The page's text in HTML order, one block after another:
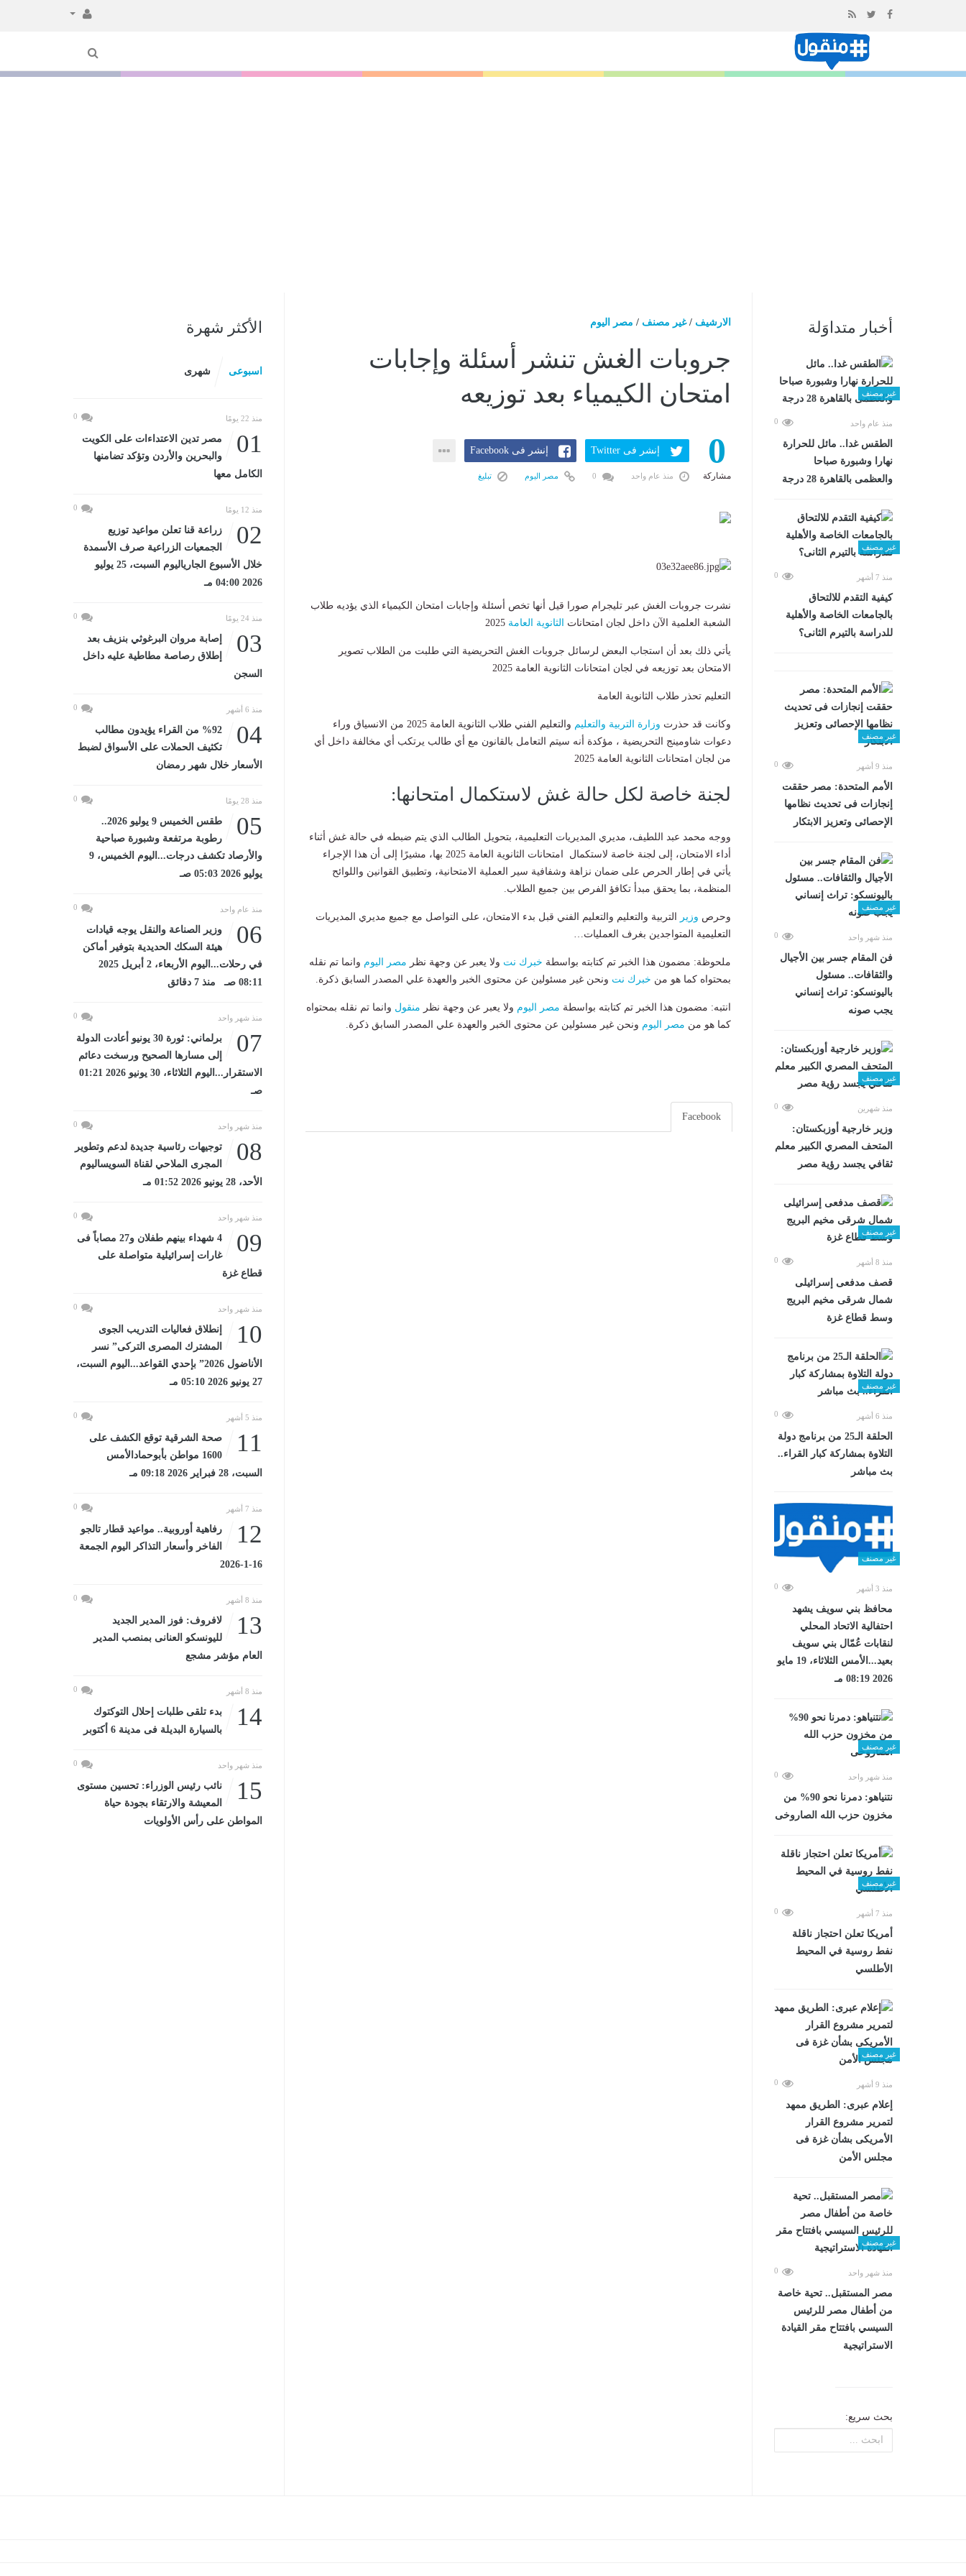
المحتوى
أخبار متداوَلة
غير مصنف
منذ عام واحد 0
الطقس غدا.. مائل للحرارة
نهارا وشبورة صباحا
والعظمى بالقاهرة 28 درجة
غير مصنف
منذ 7 أشهر 0
كيفية التقدم للالتحاق
بالجامعات الخاصة والأهلية
للدراسة بالتيرم الثانى؟
غير مصنف
منذ 9 أشهر 0
الأمم المتحدة: مصر حققت
إنجازات فى تحديث نظامها
الإحصائى وتعزيز الابتكار
غير مصنف
منذ شهر واحد 0
فن المقام جسر بين الأجيال
والثقافات.. مسئول
باليونسكو: تراث إنساني
يجب صونه
غير مصنف
منذ شهرين 0
وزير خارجية أوزبكستان:
المتحف المصري الكبير معلم
ثقافي يجسد رؤية مصر
غير مصنف
منذ 8 أشهر 0
قصف مدفعى إسرائيلى
شمال شرقى مخيم البريج
وسط قطاع غزة
غير مصنف
منذ 6 أشهر 0
الحلقة الـ25 من برنامج دولة
التلاوة بمشاركة كبار القراء..
بث مباشر
غير مصنف
منذ 3 أشهر 0
محافظ بني سويف يشهد
احتفالية الاتحاد المحلي
لنقابات عُمّال بني سويف
بعيد...الأمس الثلاثاء، 19 مايو
2026 08:19 مـ
غير مصنف
منذ شهر واحد 0
نتنياهو: دمرنا نحو 90% من
مخزون حزب الله الصاروخى
غير مصنف
منذ 7 أشهر 0
أمريكا تعلن احتجاز ناقلة
نفط روسية في المحيط
الأطلسي
غير مصنف
منذ 9 أشهر 0
إعلام عبرى: الطريق ممهد
لتمرير مشروع القرار
الأمريكى بشأن غزة فى
مجلس الأمن
غير مصنف
منذ شهر واحد 0
مصر المستقبل.. تحية خاصة
من أطفال مصر للرئيس
السيسي بافتتاح مقر القيادة
الاستراتيجية
بحث سريع:
الارشيف /غير مصنف / مصر اليوم
جروبات الغش تنشر أسئلة وإجابات
امتحان الكيمياء بعد توزيعه
0
مشاركة
إنشر فى Twitter إنشر فى Facebook
منذ عام واحد مصر اليوم تبليغ
نشرت جروبات الغش عبر تليجرام صورا قيل أنها تخص أسئلة وإجابات امتحان الكيمياء الذي يؤديه طلاب
الشعبة العلمية الآن داخل لجان امتحانات
الثانوية العامة
يأتي ذلك بعد أن استجاب البعض لرسائل جروبات الغش التحريضية التي طلبت من الطلاب تصوير
الامتحان بعد توزيعه في لجان امتحانات الثانوية العامة 2025
التعليم تحذر طلاب الثانوية العامة
وكانت قد حذرت وزارة التربية والتعليم
والتعليم الفني طلاب الثانوية العامة 2025 من الانسياق وراء
دعوات شاومينج التحريضية ، مؤكدة أنه سيتم التعامل بالقانون مع أي طالب يرتكب أي مخالفة داخل أي
من لجان امتحانات الثانوية العامة 2025
لجنة خاصة لكل حالة غش لاستكمال امتحانها:
ووجه محمد عبد اللطيف، مديري المديريات التعليمية، بتحويل الطالب الذي يتم ضبطه في حالة غش أثناء
أداء الامتحان، إلى لجنة خاصة لاستكمال امتحانات الثانوية العامة 2025 بها، مشيرًا إلى أن هذا الإجراء
يأتي في إطار الحرص على ضمان نزاهة وشفافية سير العملية الامتحانية، وتطبيق القوانين واللوائح
المنظمة، بما يحقق مبدأ تكافؤ الفرص بين جميع الطلاب.
وحرص وزير
التربية والتعليم والتعليم الفني قبل بدء الامتحان، على التواصل مع جميع مديري المديريات
التعليمية المتواجدين بغرف العمليات…
ملحوظة: مضمون هذا الخبر تم كتابته بواسطة خبرك نت ولا يعبر عن وجهة نظر مصر اليوم وانما تم نقله
بمحتواه كما هو من خبرك نت ونحن غير مسئولين عن محتوى الخبر والعهدة علي المصدر السابق ذكرة.
انتبه: مضمون هذا الخبر تم كتابته بواسطة مصر اليوم ولا يعبر عن وجهة نظر منقول وانما تم نقله بمحتواه
كما هو من مصر اليوم ونحن غير مسئولين عن محتوى الخبر والعهدة علي المصدر السابق ذكرة.
Facebook
الأكثر شهرة
اسبوعى شهرى
منذ 22 يومًا 0
01
مصر تدين الاعتداءات على الكويت
والبحرين والأردن وتؤكد تضامنها
الكامل معها
منذ 12 يومًا 0
02
زراعة قنا تعلن مواعيد توزيع
الجمعيات الزراعية صرف الأسمدة
خلال الأسبوع الجارياليوم السبت، 25 يوليو
2026 04:00 مـ
منذ 24 يومًا 0
03
إصابة مروان البرغوثي بنزيف بعد
إطلاق رصاصة مطاطية عليه داخل
السجن
منذ 6 أشهر 0
04
%92 من القراء يؤيدون مطالب
تكثيف الحملات على الأسواق لضبط
الأسعار خلال شهر رمضان
منذ 28 يومًا 0
05
طقس الخميس 9 يوليو 2026..
رطوبة مرتفعة وشبورة صباحية
والأرصاد تكشف درجات...اليوم الخميس، 9
يوليو 2026 05:03 صـ
منذ عام واحد 0
06
وزير الصناعة والنقل يوجه قيادات
هيئة السكك الحديدية بتوفير أماكن
في رحلات...اليوم الأربعاء، 2 أبريل 2025
08:11 صـ منذ 7 دقائق
منذ شهر واحد 0
07
برلماني: ثورة 30 يونيو أعادت الدولة
إلى مسارها الصحيح ورسخت دعائم
الاستقرار...اليوم الثلاثاء، 30 يونيو 2026 01:21
صـ
منذ شهر واحد 0
08
توجيهات رئاسية جديدة لدعم وتطوير
المجرى الملاحي لقناة السويساليوم
الأحد، 28 يونيو 2026 01:52 مـ
منذ شهر واحد 0
09
4 شهداء بينهم طفلان و27 مصاباً فى
غارات إسرائيلية متواصلة على
قطاع غزة
منذ شهر واحد 0
10
إنطلاق فعاليات التدريب الجوى
المشترك المصرى التركى” نسر
الأناضول 2026” بإحدي القواعد...اليوم السبت،
27 يونيو 2026 05:10 مـ
منذ 5 أشهر 0
11
صحة الشرقية توقع الكشف على
1600 مواطن بأبوحمادالأمس
السبت، 28 فبراير 2026 09:18 مـ
منذ 7 أشهر 0
12
رفاهية أوروبية.. مواعيد قطار تالجو
الفاخر وأسعار التذاكر اليوم الجمعة
16-1-2026
منذ 8 أشهر 0
13
لافروف: فوز المدير الجديد
لليونسكو العنانى بمنصب المدير
العام مؤشر مشجع
منذ 8 أشهر 0
14
بدء تلقى طلبات إحلال التوكتوك
بالسيارة البديلة فى مدينة 6 أكتوبر
منذ شهر واحد 0
15
نائب رئيس الوزراء: تحسين مستوى
المعيشة والارتقاء بجودة حياة
المواطن على رأس الأولويات